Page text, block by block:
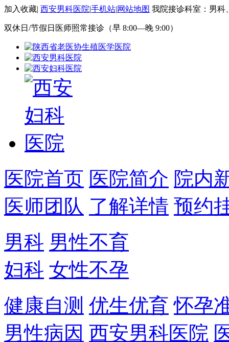
加入收藏| 西安男科医院|手机站|网站地图 我院接诊科室：男科
双休日/节假日医师照常接诊（早 8:00—晚 9:00）
医院首页 医院简介 院内
医师团队 了解详情 预约
男科 男性不育
妇科 女性不孕
健康自测 优生优育 怀孕
男性病因 西安男科医院